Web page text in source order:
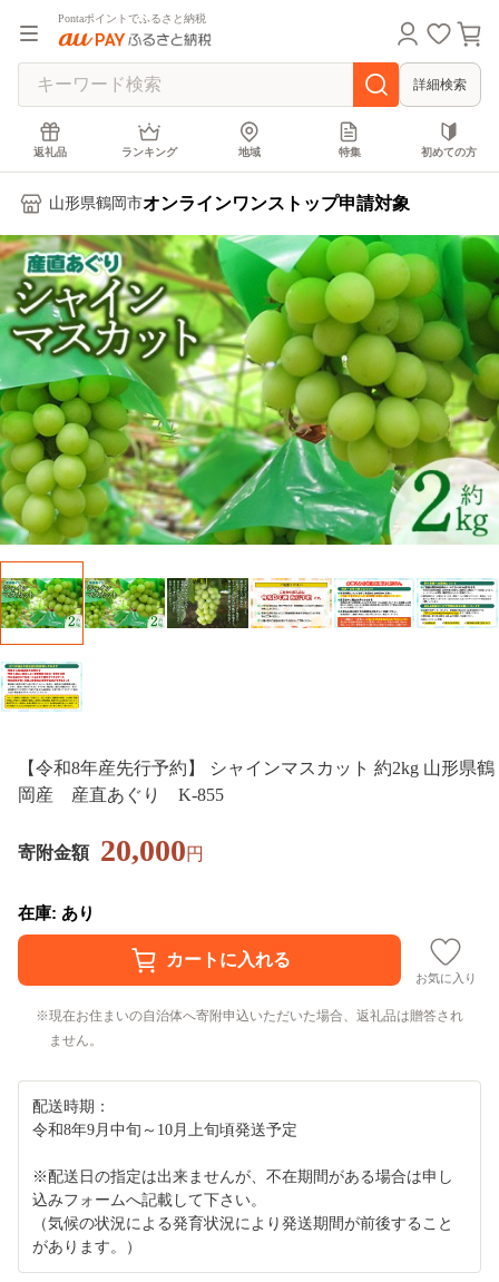
Pontaポイントでふるさと納税
詳細検索
返礼品 ランキング 地域 特集 初めての方
山形県鶴岡市オンラインワンストップ申請対象
【令和8年産先行予約】 シャインマスカット 約2kg 山形県鶴
岡産 産直あぐり K-855
寄附金額 20,000円
在庫: あり
お気に入り
現在お住まいの自治体へ寄附申込いただいた場合、返礼品は贈答され
ません。
配送時期：
令和8年9月中旬～10月上旬頃発送予定
※配送日の指定は出来ませんが、不在期間がある場合は申し
込みフォームへ記載して下さい。
（気候の状況による発育状況により発送期間が前後すること
があります。）